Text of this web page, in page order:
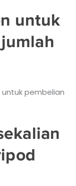
untuk
untuk pembelian